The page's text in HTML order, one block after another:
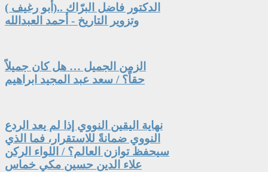
الدكتور فاضل البرّاك ..(أبو رغيف )
وتزوير التاريخ - أحمد العبدالله
الزمن الجميل … هل كان جميلاً
حقاً؟ / سعد عبد المجيد ابراهيم
نهاية اليقين النووي إذا لم يعد الردع
النووي ضمانةً للاستقرار، فما الذي
سيحفظ توازن العالم؟ / اللواء الركن
علاء الدين حسين مكي خماس